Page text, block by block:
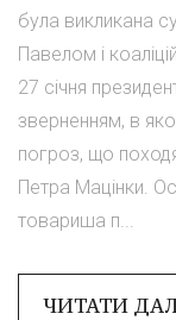
була викликана
Павелом і
27 січня
зверненням, в
погроз, що
Петра Мацінки.
товариша п...
ЧИТАТИ